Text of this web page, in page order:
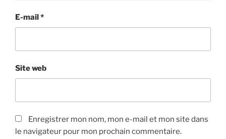
E-mail*
Site web
Enregistrer mon nom, mon e-mail et mon site dans
le navigateur pour mon prochain commentaire.